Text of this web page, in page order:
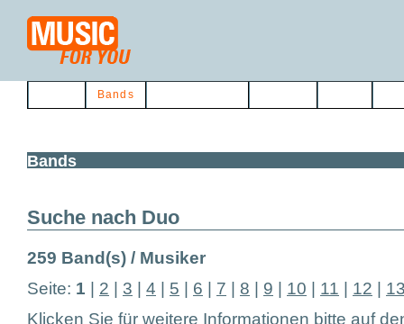
Bands
Bands
Suche nach Duo
259 Band(s) / Musiker
Seite: 1 2 3 4 5 6 7 8 9 10 11 12
Klicken Sie für weitere Informationen bitte auf